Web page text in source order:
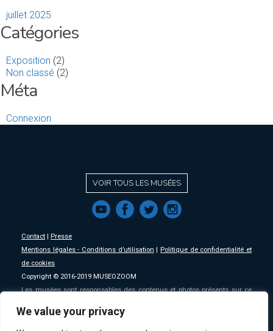
We value your privacy
juillet 2025
Catégories
Exposition (2)
Non classé (2)
Méta
Connexion
VOIR TOUS LES MUSÉES
f a b e
Contact
Presse
Mentions légales - Conditions d’utilisation
Politique de confidentialité et
de cookies
Copyright © 2016-2019 MUSEOZOOM
Les musées sont responsables des contenus et photos présents sur ce